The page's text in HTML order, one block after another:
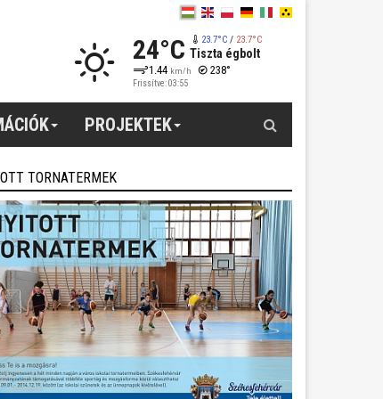
24°C 23.7°C/ 23.7°C
Tiszta égbolt
1.44 km/h 238°
Frissítve: 03:55
PROJEKTEK
TORNATERMEK